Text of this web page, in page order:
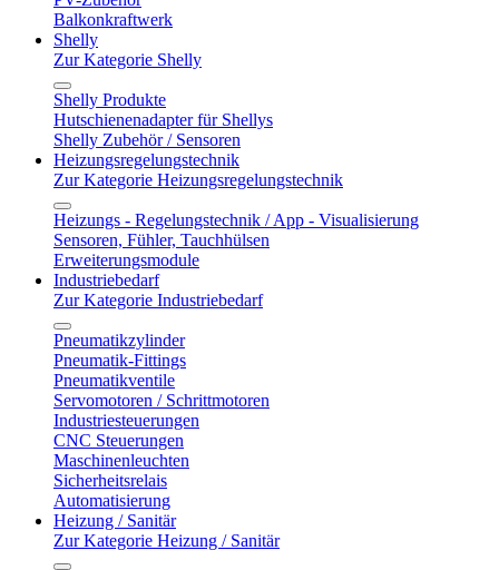
Balkonkraftwerk
Shelly
Zur Kategorie Shelly
Shelly Produkte
Hutschienenadapter für Shellys
Shelly Zubehör / Sensoren
Heizungsregelungstechnik
Zur Kategorie Heizungsregelungstechnik
Heizungs - Regelungstechnik / App - Visualisierung
Sensoren, Fühler, Tauchhülsen
Erweiterungsmodule
Industriebedarf
Zur Kategorie Industriebedarf
Pneumatikzylinder
Pneumatik-Fittings
Pneumatikventile
Servomotoren / Schrittmotoren
Industriesteuerungen
CNC Steuerungen
Maschinenleuchten
Sicherheitsrelais
Automatisierung
Heizung / Sanitär
Zur Kategorie Heizung / Sanitär